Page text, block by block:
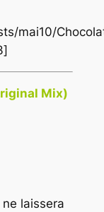
mai10/
Mix)
laissera